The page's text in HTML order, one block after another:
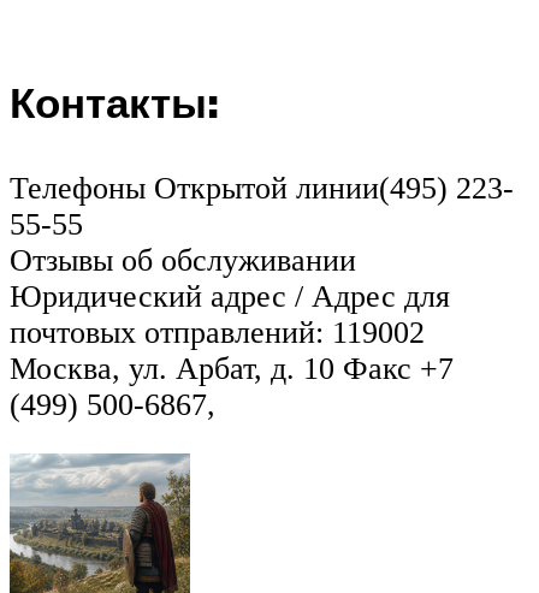
Контакты:
Телефоны Открытой линии(495) 223-
55-55
Отзывы об обслуживании
Юридический адрес / Адрес для
почтовых отправлений: 119002
Москва, ул. Арбат, д. 10 Факс +7
(499) 500-6867,